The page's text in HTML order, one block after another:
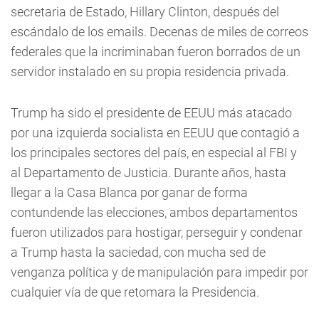
secretaria de Estado, Hillary Clinton, después del
escándalo de los emails. Decenas de miles de correos
federales que la incriminaban fueron borrados de un
servidor instalado en su propia residencia privada.
Trump ha sido el presidente de EEUU más atacado
por una izquierda socialista en EEUU que contagió a
los principales sectores del país, en especial al FBI y
al Departamento de Justicia. Durante años, hasta
llegar a la Casa Blanca por ganar de forma
contundende las elecciones, ambos departamentos
fueron utilizados para hostigar, perseguir y condenar
a Trump hasta la saciedad, con mucha sed de
venganza política y de manipulación para impedir por
cualquier vía de que retomara la Presidencia.